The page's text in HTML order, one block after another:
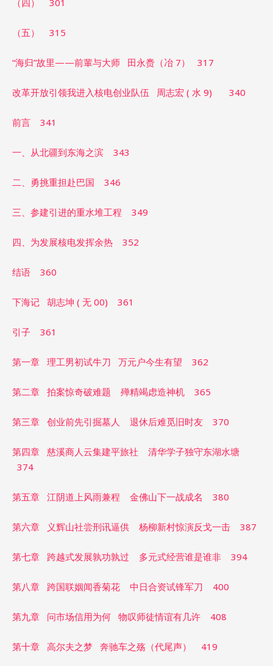
（四） 301
（五） 315
“海归”故里——前輩与大师 田永赉（冶 7） 317
改革开放引领我进入核电创业队伍 周志宏 ( 水 9) 340
前言 341
一、从北疆到东海之滨 343
二、勇挑重担赴巴国 346
三、参建引进的重水堆工程 349
四、为发展核电发挥余热 352
结语 360
下海记 胡志坤 ( 无 00) 361
引子 361
第一章 理工男初试牛刀 万元户今生有望 362
第二章 拍案惊奇破难题 殚精竭虑造神机 365
第三章 创业前先引掘墓人 退休后难觅旧时友 370
第四章 慈溪商人云集建平旅社 清华学子独守东湖水塘
374
第五章 江阴道上风雨兼程 金佛山下一战成名 380
第六章 义辉山社尝刑讯逼供 杨柳新村惊演反戈一击 387
第七章 跨越式发展孰功孰过 多元式经营谁是谁非 394
第八章 跨国联姻闻香菊花 中日合资试锋军刀 400
第九章 问市场信用为何 物叹师徒情谊有几许 408
第十章 高尔夫之梦 奔驰车之殇（代尾声） 419